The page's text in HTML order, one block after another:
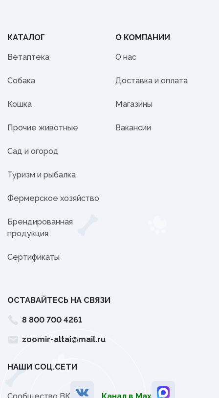
КАТАЛОГ
Ветаптека
Собака
Кошка
Прочие животные
Сад и огород
Туризм и рыбалка
Фермерское хозяйство
Брендированная
продукция
Сертификаты
О КОМПАНИИ
О нас
Доставка и оплата
Магазины
Вакансии
ОСТАВАЙТЕСЬ НА СВЯЗИ
8 800 700 4261
zoomir-altai@mail.ru
НАШИ СОЦ.СЕТИ